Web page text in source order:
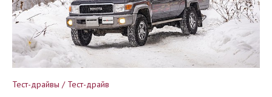
Тест-драйвы / Тест-драйв